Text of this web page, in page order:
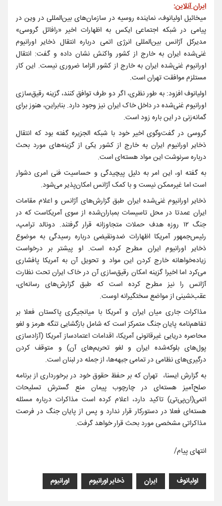
ایران آنلاین:
میخائیل اولیانوف، نماینده روسیه در سازمان‌های بین‌المللی در وین در
پیامی در شبکه اجتماعی ایکس به اظهارات اخیر «رافائل گروسی»
مدیرکل آژانس بین‌المللی انرژی اتمی درباره انتقال ذخایر اورانیوم
غنی‌شده ایران به خارج از کشور واکنش نشان داده و گفت: انتقال
اورانیوم غنی‌شده ایران به خارج از کشور الزاما ضروری نیست. این کار
مستلزم موافقت تهران است.
اولیانوف افزود: به طور نظری، اگر دو طرف توافق کنند، گزینه رقیق‌سازی
اورانیوم غنی‌شده در داخل خاک ایران نیز وجود دارد. بنابراین، هنوز برای
گمانه‌زنی در این باره زود است.
گروسی در گفت‌وگوی اخیر خود با شبکه الجزیره گفته بود که انتقال
ذخایر اورانیوم ایران به خارج از کشور یکی از گزینه‌های مورد بحث
درباره سرنوشت این مواد هسته‌ای است.
به گفته او، این امر به دلیل پیچیدگی و حساسیت فنی امری دشوار
است اما غیرممکن نیست و با کمک آژانس امکان‌پذیر می‌شود.
ذخایر اورانیوم غنی‌شده ایران طبق گزارش‌های آژانس و اعلام مقامات
ایران عمدتا در محل تاسیسات بمباران‌شده از سوی آمریکاست که در
جنگ ۱۲ روزه هدف حملات متجاوزانه قرار گرفتند. دونالد ترامپ،
رئیس‌جمهور آمریکا اظهارات ضدونقیضی درباره رسیدگی به موضوع
ذخایر اورانیوم ایران مطرح کرده است. او پیشتر بر درخواست
زیاده‌خواهانه خارج کردن این مواد و تحویل آن به آمریکا پافشاری
می‌کرد اما اخیرا گزینه امکان رقیق‌سازی آن در خاک ایران تحت نظارت
آژانس را نیز مطرح کرده است که طبق گزارش‌های رسانه‌ای،
عقب‌نشینی از مواضع سختگیرانه اوست.
مذاکرات جاری میان ایران و آمریکا با میانجیگری پاکستان فعلا بر
تفاهم‌نامه پایان جنگ متمرکز است که شامل بازگشایی تنگه هرمز و لغو
محاصره دریایی غیرقانونی آمریکا، اقدامات اعتمادساز آمریکا (آزادسازی
پول‌های بلوکه‌شده ایران و لغو تحریم‌های آن) و متوقف کردن
درگیری‌های نظامی در تمامی جبهه‌ها، از جمله در لبنان است.
به گزارش ایسنا، ‌ تهران که بر حفظ حقوق خود در برخورداری از برنامه
صلح‌آمیز هسته‌ای در چارچوب پیمان منع گسترش تسلیحات
اتمی(ان‌پی‌تی) تاکید دارد، اعلام کرده است مذاکرات درباره مسئله
هسته‌ای فعلا در دستورکار قرار ندارد و پس از پایان جنگ در فرصت
مذاکراتی مشخصی مورد بحث قرار خواهد گرفت.
انتهای پیام/
اولیانوف ایران ذخایر اورانیوم اورانیوم